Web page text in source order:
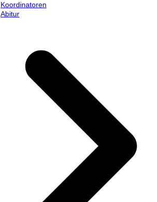
Koordinatoren
Abitur